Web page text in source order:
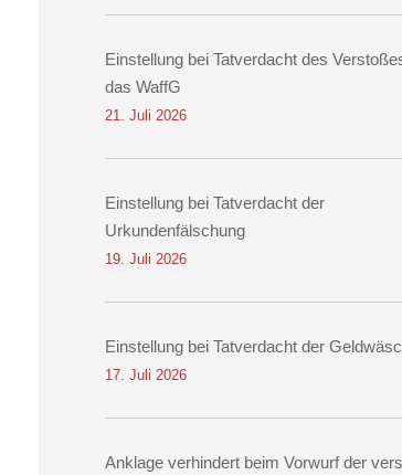
Einstellung bei Tatverdacht des
das WaffG
21. Juli 2026
Einstellung bei Tatverdacht der
Urkundenfälschung
19. Juli 2026
Einstellung bei Tatverdacht der
17. Juli 2026
Anklage verhindert beim Vorwurf der